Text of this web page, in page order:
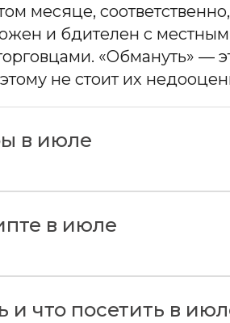
месяце,
и бдителен с
«Обмануть» —
не стоит их
в июле
в июле
и что посетить в